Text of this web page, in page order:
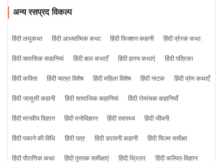
अन्य रसप्रद विकल्प
हिंदी लघुकथा हिंदी आध्यात्मिक कथा हिंदी फिक्शन कहानी
हिंदी प्रेरक कथा
हिंदी क्लासिक कहानियां
हिंदी बाल कथाएँ हिंदी हास्य कथाएं
हिंदी पत्रिका
हिंदी कविता
हिंदी यात्रा विशेष हिंदी महिला विशेष हिंदी नाटक
हिंदी प्रेम कथाएँ
हिंदी जासूसी कहानी
हिंदी सामाजिक कहानियां
हिंदी रोमांचक कहानियाँ
हिंदी मानवीय विज्ञान
हिंदी मनोविज्ञान हिंदी स्वास्थ्य
हिंदी जीवनी
हिंदी पकाने की विधि
हिंदी पत्र हिंदी डरावनी कहानी
हिंदी फिल्म समीक्षा
हिंदी पौराणिक कथा
हिंदी पुस्तक समीक्षाएं हिंदी थ्रिलर हिंदी कल्पित-विज्ञान